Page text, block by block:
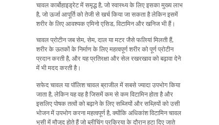
चावल कार्बोहाइड्रेट में समृद्ध है, जो स्वास्थ्य के लिए इसका मुख्य लाभ
है, जो ऊर्जा आपूर्ति को तेजी से खर्च किया जा सकता है लेकिन इसमें
शरीर के लिए आवश्यक एमिनो एसिड, विटामिन और खनिज भी हैं।
चावल प्रोटीन जब सेम, सेम, दाल या मटर जैसे फलियां मिलती हैं,
शरीर के ऊतकों के निर्माण के लिए महत्वपूर्ण शरीर को पूर्ण प्रोटीन
प्रदान करती है, और यह प्रतिरक्षा और सेल रखरखाव को बढ़ावा देने
में भी मदद करती है।
सफेद चावल या पॉलिश चावल ब्राजील में सबसे ज्यादा उपभोग किया
जाता है, लेकिन यह वह है जिसमें कम से कम विटामिन होता है और
इसलिए पोषक तत्वों को बढ़ाने के लिए सब्जियों और सब्ज़ियों को उसी
भोजन में उपभोग करना महत्वपूर्ण है, क्योंकि अधिकांश विटामिन चावल
भूसी में मौजूद होते हैं जो ब्लीचिंग प्रक्रिया के दौरान हटा दिए जाते